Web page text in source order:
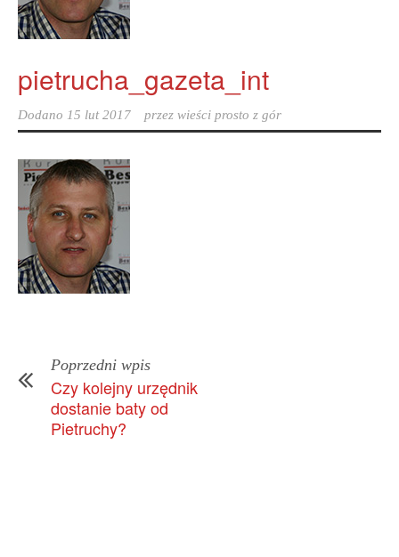
pietrucha_gazeta_int
Dodano 15 lut 2017 przez wieści prosto z gór
Poprzedni wpis
Czy kolejny urzędnik
dostanie baty od
Pietruchy?